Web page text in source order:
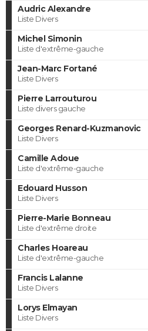
Audric Alexandre
Liste Divers
Michel Simonin
Liste d'extrême-gauche
Jean-Marc Fortané
Liste Divers
Pierre Larrouturou
Liste divers gauche
Georges Renard-Kuzmanovic
Liste Divers
Camille Adoue
Liste d'extrême-gauche
Edouard Husson
Liste Divers
Pierre-Marie Bonneau
Liste d'extrême droite
Charles Hoareau
Liste d'extrême-gauche
Francis Lalanne
Liste Divers
Lorys Elmayan
Liste Divers